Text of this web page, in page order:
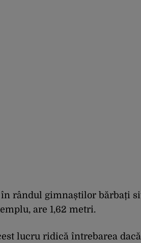
în rândul gimnaștilor bărbați
are 1,62 metri.
lucru ridică întrebarea